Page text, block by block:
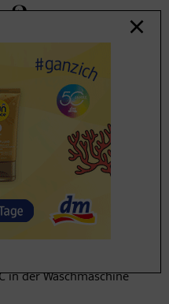
möglichst lange ihre
die Waschanleitung des
Wenn darin
können Sie nach
nach dem Ausziehen
Badeanzugs).
stecken und im
in der Waschmaschine